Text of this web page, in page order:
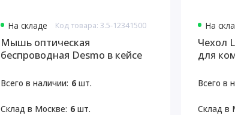
На складе Код товара: 3.5-12341500
Мышь оптическая
беспроводная Desmo в кейсе
Всего в наличии: 6шт.
Склад в Москве: 6шт.
На
Чехол
для
Всего в
Склад в